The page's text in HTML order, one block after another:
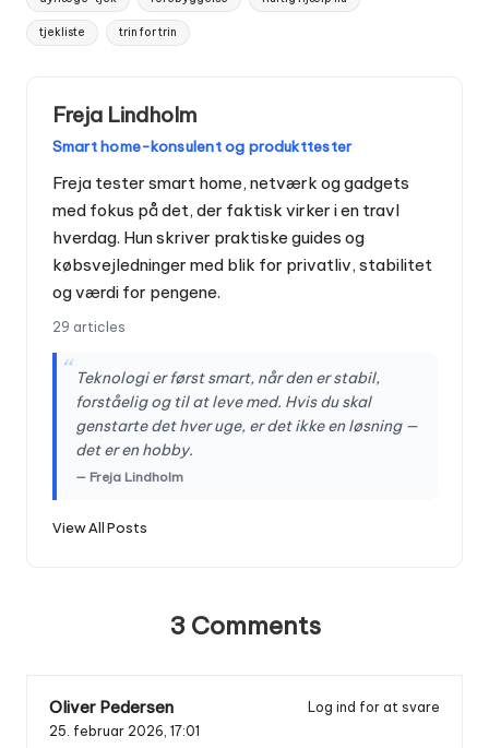
tjekliste trin for trin
Freja Lindholm
Smart home-konsulent og produkttester
Freja tester smart home, netværk og gadgets
med fokus på det, der faktisk virker i en travl
hverdag. Hun skriver praktiske guides og
købsvejledninger med blik for privatliv, stabilitet
og værdi for pengene.
29 articles
“ Teknologi er først smart, når den er stabil,
forståelig og til at leve med. Hvis du skal
genstarte det hver uge, er det ikke en løsning —
det er en hobby.
— Freja Lindholm
View All Posts
3 Comments
Oliver Pedersen
Log ind for at svare
25. februar 2026, 17:01